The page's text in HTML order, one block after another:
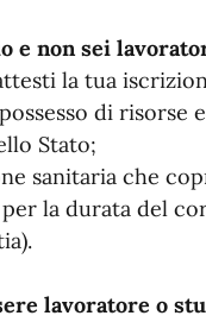
e non sei
la tua
di
Stato;
sanitaria che
la durata del
lavoratore o